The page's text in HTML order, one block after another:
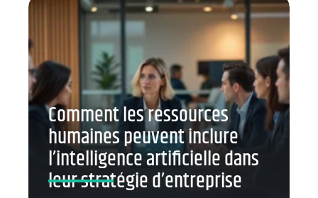
Comment les ressources
humaines peuvent inclure
l’intelligence artificielle dans
leur stratégie d’entreprise